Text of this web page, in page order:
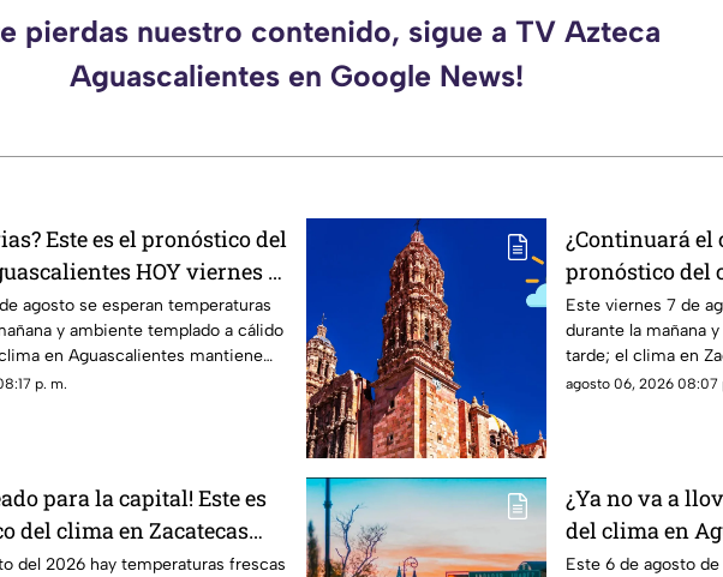
pierdas nuestro contenido, sigue a TV Azteca
Aguascalientes en Google News!
Este es el pronóstico del
HOY viernes 7
agosto se esperan temperaturas
y ambiente templado a cálido
en Aguascalientes mantiene
p. m.
¿Continuará el
pronóstico del
viernes 7 de
Este viernes 7 de
durante la mañana
tarde; el clima en
la capital
agosto 06, 2026 08:07
para la capital! Este es
del clima en Zacatecas
de agosto
del 2026 hay temperaturas frescas
¿Ya no va a
del clima en
agosto
Este 6 de agosto